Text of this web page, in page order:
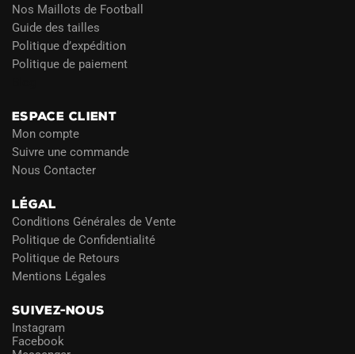
Nos Maillots de Football
Guide des tailles
Politique d’expédition
Politique de paiement
ESPACE CLIENT
Mon compte
Suivre une commande
Nous Contacter
LÉGAL
Conditions Générales de Vente
Politique de Confidentialité
Politique de Retours
Mentions Légales
SUIVEZ-NOUS
Instagram
Facebook